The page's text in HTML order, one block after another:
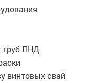
труб ПНД
винтовых свай